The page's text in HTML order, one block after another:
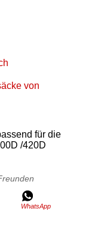
von
für die
/420D
WhatsApp